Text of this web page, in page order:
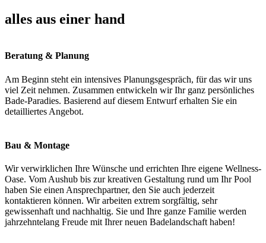
alles aus einer hand
Beratung & Planung
Am Beginn steht ein intensives Planungsgespräch, für das wir uns
viel Zeit nehmen. Zusammen entwickeln wir Ihr ganz persönliches
Bade-Paradies. Basierend auf diesem Entwurf erhalten Sie ein
detailliertes Angebot.
Bau & Montage
Wir verwirklichen Ihre Wünsche und errichten Ihre eigene Wellness-
Oase. Vom Aushub bis zur kreativen Gestaltung rund um Ihr Pool
haben Sie einen Ansprechpartner, den Sie auch jederzeit
kontaktieren können. Wir arbeiten extrem sorgfältig, sehr
gewissenhaft und nachhaltig. Sie und Ihre ganze Familie werden
jahrzehntelang Freude mit Ihrer neuen Badelandschaft haben!